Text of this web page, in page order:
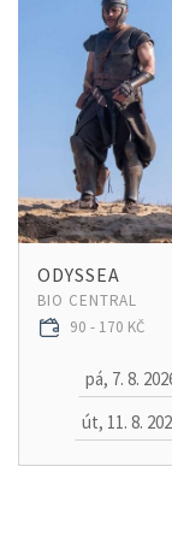
ODYSSEA
BIO CENTRAL
90 - 170 KČ
pá, 7. 8.
út, 11. 8.